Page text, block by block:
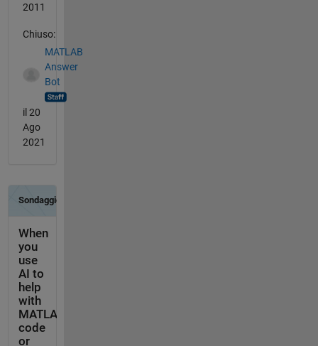
2011
Chiuso:
MATLAB
Answer
Bot
il 20
Ago
2021